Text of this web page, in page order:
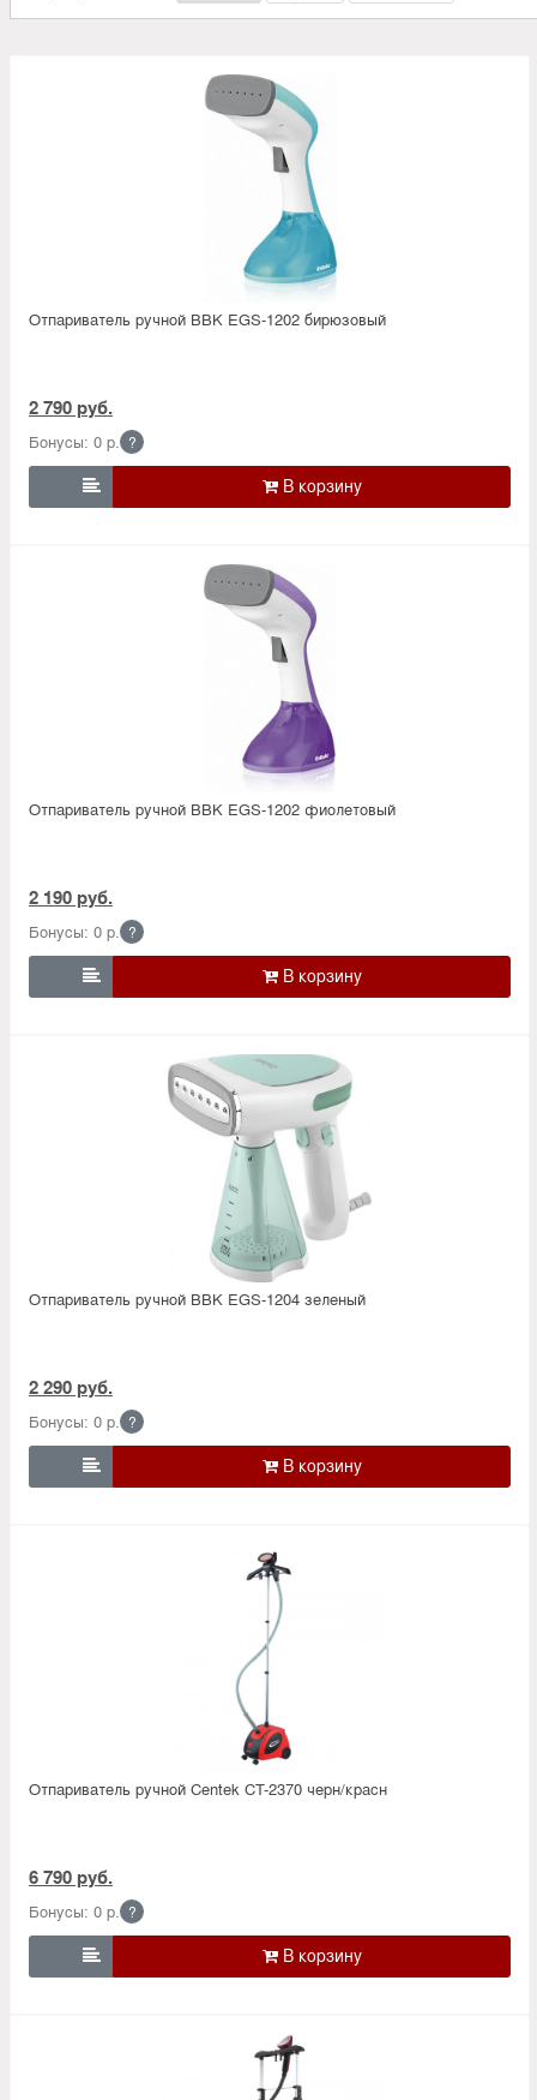
Отпариватель ручной BBK EGS-1202 бирюзовый
2 790 руб.
Бонусы: 0 р. ?

Отпариватель ручной BBK EGS-1202 фиолетовый
2 190 руб.
Бонусы: 0 р. ?

Отпариватель ручной BBK EGS-1204 зеленый
2 290 руб.
Бонусы: 0 р. ?

Отпариватель ручной Centek CT-2370 черн/красн
6 790 руб.
Бонусы: 0 р. ?
